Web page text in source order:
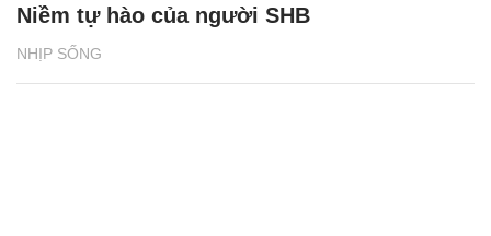
NHỊP SỐNG
Niềm tự hào của người SHB